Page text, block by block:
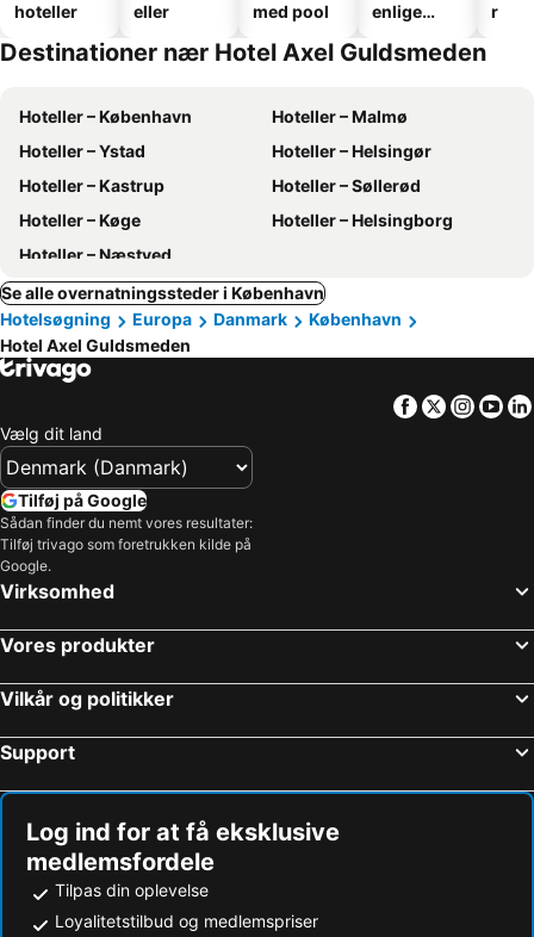
hoteller
eller
med pool
enlige
r
Destinationer nær Hotel Axel Guldsmeden
Hoteller – København
Hoteller – Malmø
Hoteller – Ystad
Hoteller – Helsingør
Hoteller – Kastrup
Hoteller – Søllerød
Hoteller – Køge
Hoteller – Helsingborg
Hoteller – Næstved
Se alle overnatningssteder i København
Hotelsøgning
Europa Danmark
København
Hotel Axel Guldsmeden
Facebook
Twitter
Vælg dit land
Tilføj på Google
Sådan finder du nemt vores resultater:
Tilføj trivago som foretrukken kilde på
Google.
Virksomhed
Vores produkter
Vilkår og politikker
Support
Log ind for at få eksklusive
medlemsfordele
Tilpas din oplevelse
Loyalitetstilbud og medlemspriser